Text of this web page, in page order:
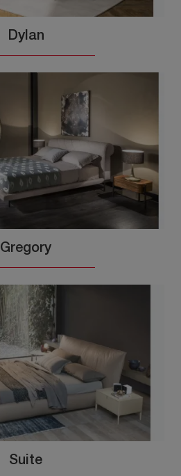
Dylan
Gregory
Suite